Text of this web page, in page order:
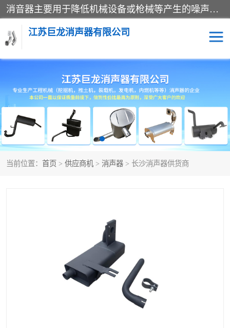
消音器主要用于降低机械设备或枪械等产生的噪声。它通过阻尼或增加排气面积来降低排气速度和功率，从而降低噪声。常见的消音器类型包括阻性消声器、抗性消声器、共振消声器以及阻抗复合式消声器等。这些消音器各有特点，适用于不同频率的噪声消除。
江苏巨龙消声器有限公司
当前位置： 首页 > 供应商机 > 消声器 > 长沙消声器供货商
消声器